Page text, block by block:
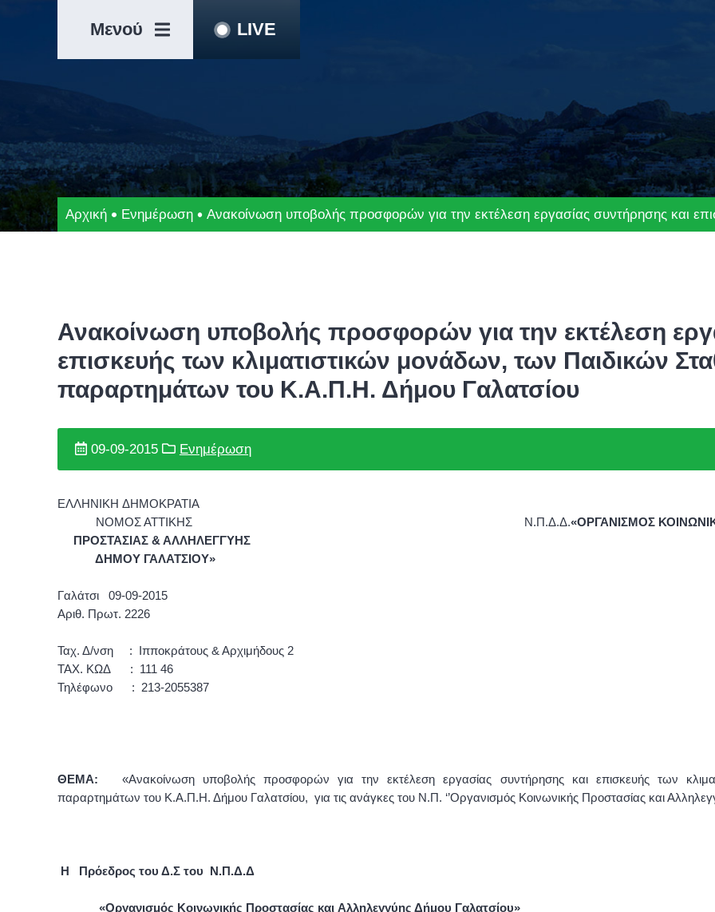
πλοήγησης
Μενού LIVE
Αρχική Ενημέρωση Ανακοίνωση υποβολής προσφορών για την εκτέλεση εργασίας συντήρησης και
Ανακοίνωση υποβολής προσφορών για την εκτέλεση
επισκευής των κλιματιστικών μονάδων, των Παιδικών
παραρτημάτων του Κ.Α.Π.Η. Δήμου Γαλατσίου
09-09-2015 Ενημέρωση
ΕΛΛΗΝΙΚΗ ΔΗΜΟΚΡΑΤΙΑ
ΝΟΜΟΣ ΑΤΤΙΚΗΣ Ν.Π.Δ.Δ.«ΟΡΓΑΝΙΣΜΟΣ
ΠΡΟΣΤΑΣΙΑΣ & ΑΛΛΗΛΕΓΓΥΗΣ
ΔΗΜΟΥ ΓΑΛΑΤΣΙΟΥ»
Γαλάτσι 09-09-2015
Αριθ. Πρωτ. 2226
Ταχ. Δ/νση : Ιπποκράτους & Αρχιμήδους 2
ΤΑΧ. ΚΩΔ : 111 46
Τηλέφωνο : 213-2055387
ΘΕΜΑ:«Ανακοίνωση υποβολής προσφορών για την εκτέλεση εργασίας συντήρησης και επισκευής των
παραρτημάτων του Κ.Α.Π.Η. Δήμου Γαλατσίου, για τις ανάγκες του Ν.Π. ‘’Οργανισμός Κοινωνικής Προστασίας και
Η Πρόεδρος του Δ.Σ του Ν.Π.Δ.Δ
«Οργανισμός Κοινωνικής Προστασίας και Αλληλεγγύης Δήμου Γαλατσίου»